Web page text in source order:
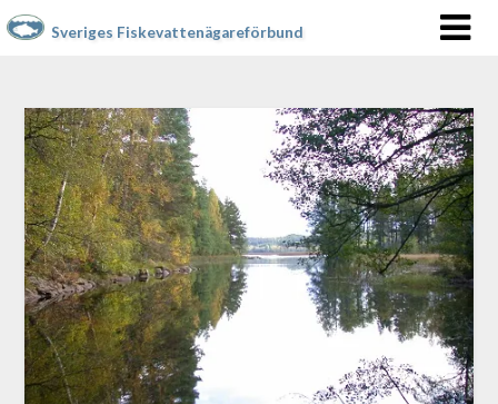
Sveriges Fiskevattenägareförbund